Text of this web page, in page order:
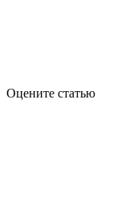
Оцените статью